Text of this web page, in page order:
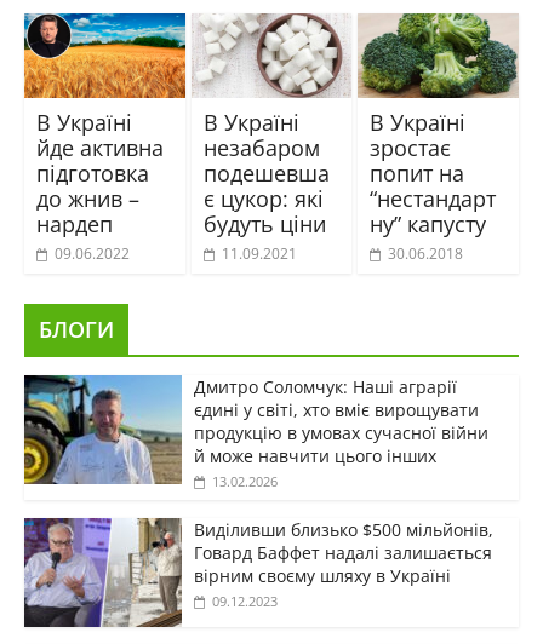
В Україні
йде активна
підготовка
до жнив –
нардеп
09.06.2022
В Україні
незабаром
подешевша
є цукор: які
будуть ціни
11.09.2021
В Україні
зростає
попит на
“нестандарт
ну” капусту
30.06.2018
БЛОГИ
Дмитро Соломчук: Наші аграрії
єдині у світі, хто вміє вирощувати
продукцію в умовах сучасної війни
й може навчити цього інших
13.02.2026
Виділивши близько $500 мільйонів,
Говард Баффет надалі залишається
вірним своєму шляху в Україні
09.12.2023